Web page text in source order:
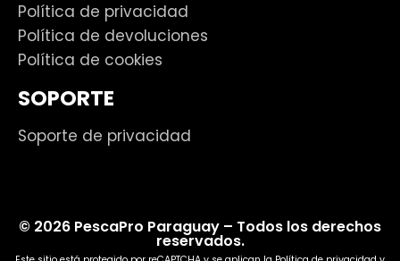
Política de privacidad
Política de devoluciones
Política de cookies
SOPORTE
Soporte de privacidad
© 2026 PescaPro Paraguay – Todos los derechos
reservados.